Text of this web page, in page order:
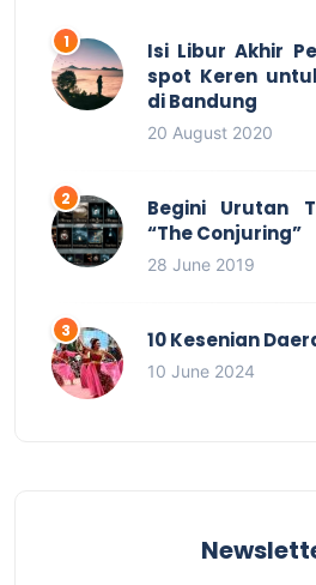
Isi Libur Akhir
spot Keren
di Bandung
20 August 2020
Begini Urutan
“The Conjuring”
28 June 2019
10 Kesenian
10 June 2024